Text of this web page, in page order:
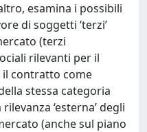
esamina i possibili
di soggetti ‘terzi’
(terzi
rilevanti per il
contratto come
stessa categoria
‘esterna’ degli
(anche sul piano